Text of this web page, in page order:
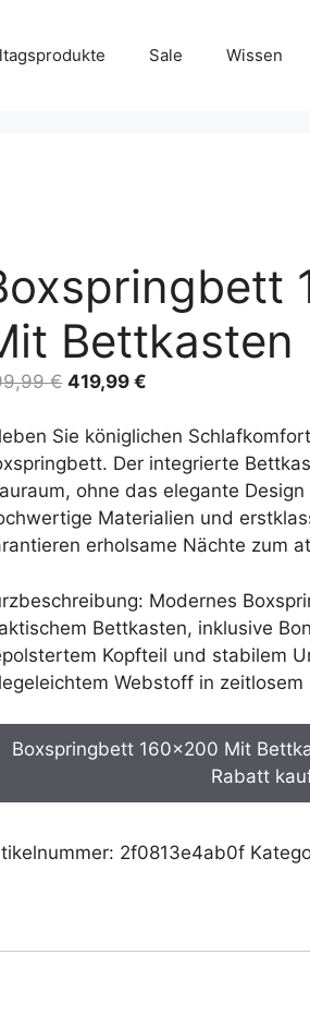
Sale Wissen
Bettkasten
€ Ursprünglicher
war:
599,99 €
419,99€
ist:
419,99 €.
Sie königlichen
Der integrierte
ohne das elegante
Materialien und
erholsame Nächte zum
Modernes
Bettkasten, inklusive
Kopfteil und stabilem
Webstoff in zeitlosem
Boxspringbett 160x200 Mit
Rabatt
2f0813e4ab0f